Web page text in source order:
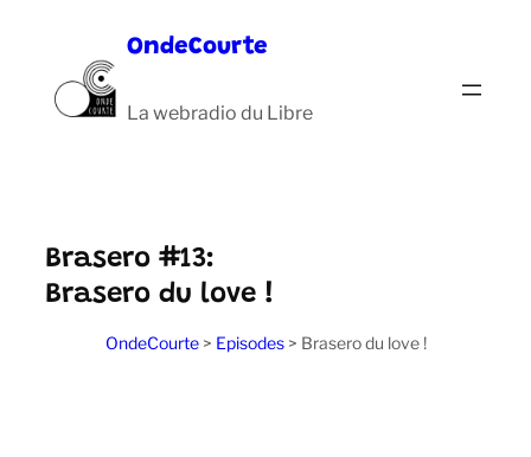
contenu
OndeCourte
La webradio du Libre
Brasero #13:
Brasero du love !
OndeCourte> Episodes> Brasero du love !